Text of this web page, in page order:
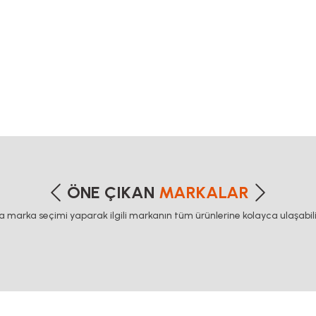
ÖNE ÇIKAN MARKALAR
marka seçimi yaparak ilgili markanın tüm ürünlerine kolayca